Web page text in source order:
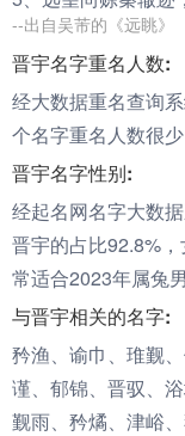
--出自吴芾的《远眺》
晋宇名字重名人数:
经大数据重名查询
个名字重名人数很
晋宇名字性别:
经起名网名字大数
晋宇的占比92.8%
常适合2023年属兔
与晋宇相关的名字:
矜渔、谕巾、琟觐
谨、郁锦、晋驭、
觐雨、矜燏、津峪